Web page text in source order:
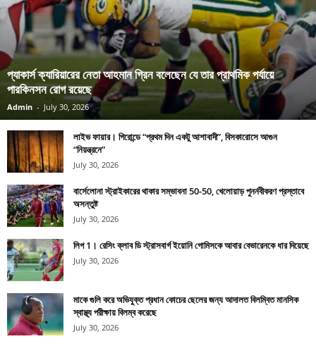
প্যাকার্স ক্যারিয়ারের নেতা আহমান গ্রিন বলেছেন যে তার প্রাথমিক পর্যায়ে
পারকিনসন রোগ রয়েছে
Admin - July 30, 2026
লাইভ ফায়ার। গিরোন্ডে “প্রথম দিন একটু আশাবাদী”, বিসকারোসে আগুন
“নিয়ন্ত্রনে”
July 30, 2026
বার্সেলোনা স্ট্রাইকারের থাকার সম্ভাবনা 50-50, খেলোয়াড় পুনর্নবীকরণ প্রস্তাবে
অসন্তুষ্ট
July 30, 2026
লিগ 1। রেসিং ক্লাব ডি স্ট্রাসবার্গ ইয়োনি গোমিসকে আবার বেভারেনকে ধার দিয়েছে
July 30, 2026
মাকে গুলি করে অভিযুক্ত প্রধান কোচের ছেলের জন্য আদালত বিলম্বিত মানসিক
স্বাস্থ্য পরীক্ষায় বিলম্ব করেছে
July 30, 2026